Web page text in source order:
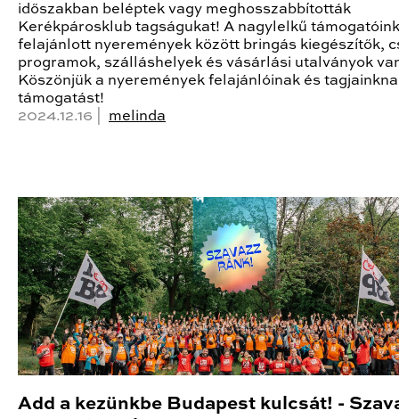
időszakban beléptek vagy meghosszabbították
Kerékpárosklub tagságukat! A nagylelkű
felajánlott nyeremények között bringás kiegészítők,
programok, szálláshelyek és vásárlási utalványok
Köszönjük a nyeremények felajánlóinak és
támogatást!
2024.12.16 | melinda
Add a kezünkbe Budapest kulcsát! -